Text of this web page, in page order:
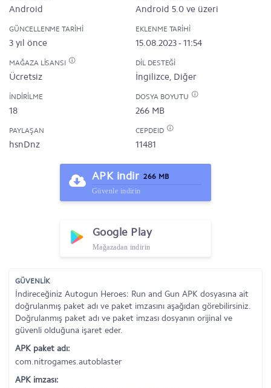
Android Android 5.0 ve üzeri
GÜNCELLENME TARIHI
3 yıl önce
EKLENME TARIHI
15.08.2023 - 11:54
MAĞAZA LISANSI
Ücretsiz
DIL DESTEĞI
İngilizce, Diğer
İNDIRILME
18
DOSYA BOYUTU
266 MB
PAYLAŞAN
hsnDnz
CEPDEID
11481
APK indir 266 MB
Güvenle indirin
Google Play
Mağazadan indirin
GÜVENLİK
İndireceğiniz Autogun Heroes: Run and Gun APK dosyasına ait
doğrulanmış paket adı ve paket imzasını aşağıdan görebilirsiniz.
Doğrulanmış paket adı ve paket imzası dosyanın orijinal ve
güvenli olduğuna işaret eder.
APK paket adı:
com.nitrogames.autoblaster
APK imzası: